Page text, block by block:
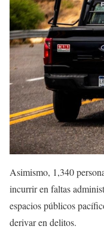
Asimismo, 1,340
incurrir en faltas
espacios públicos
derivar en delitos.